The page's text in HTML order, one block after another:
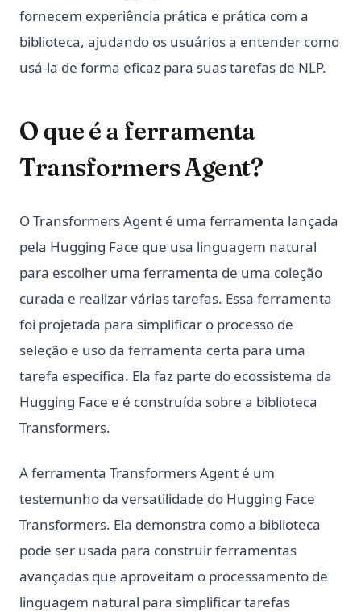
fornecem experiência prática e prática com a
biblioteca, ajudando os usuários a entender como
usá-la de forma eficaz para suas tarefas de NLP.
O que é a ferramenta
Transformers Agent?
O Transformers Agent é uma ferramenta lançada
pela Hugging Face que usa linguagem natural
para escolher uma ferramenta de uma coleção
curada e realizar várias tarefas. Essa ferramenta
foi projetada para simplificar o processo de
seleção e uso da ferramenta certa para uma
tarefa específica. Ela faz parte do ecossistema da
Hugging Face e é construída sobre a biblioteca
Transformers.
A ferramenta Transformers Agent é um
testemunho da versatilidade do Hugging Face
Transformers. Ela demonstra como a biblioteca
pode ser usada para construir ferramentas
avançadas que aproveitam o processamento de
linguagem natural para simplificar tarefas